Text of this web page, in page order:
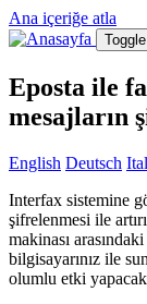
Ana içeriğe atla
Eposta ile
mesajların
English Deutsch
Interfax sistemine
şifrelenmesi ile
makinası
bilgisayarınız ile
olumlu etki